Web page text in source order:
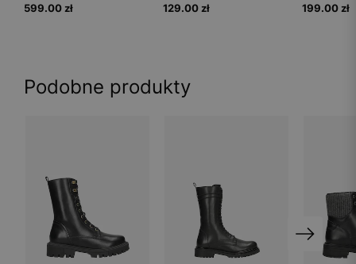
599.00 zł
129.00 zł
199.00 zł
Podobne produkty